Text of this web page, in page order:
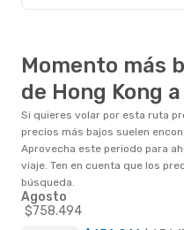
Momento más
de Hong Kong
Si quieres volar por esta ruta
precios más bajos suelen
Aprovecha este periodo para
viaje. Ten en cuenta que los
búsqueda.
$758.494
Agosto